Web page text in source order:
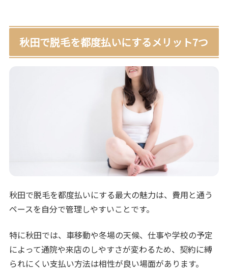
秋田で脱毛を都度払いにするメリット7つ
秋田で脱毛を都度払いにする最大の魅力は、費用と通う
ペースを自分で管理しやすいことです。
特に秋田では、車移動や冬場の天候、仕事や学校の予定
によって通院や来店のしやすさが変わるため、契約に縛
られにくい支払い方法は相性が良い場面があります。